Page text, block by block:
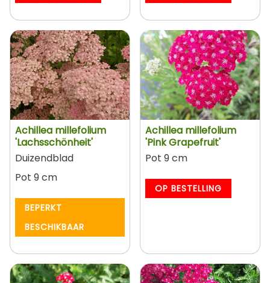
Achillea millefolium
'Lachsschönheit'
Duizendblad
Pot 9 cm
BEPERKT
BESCHIKBAAR
Achillea millefolium
'Pink Grapefruit'
Pot 9 cm
OP BESTELLING